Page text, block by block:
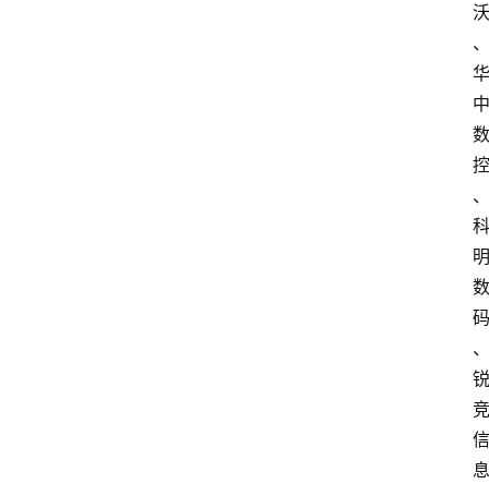
沃
、
华
中
数
控
、
科
明
数
码
、
锐
竞
信
息